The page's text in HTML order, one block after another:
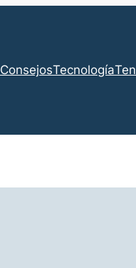
ConsejosTecnología